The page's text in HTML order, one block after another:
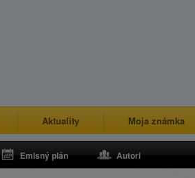
Aktuality Moja známka
Emisný plán Autori